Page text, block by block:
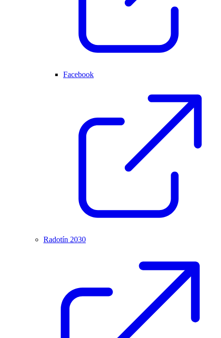
Facebook
Radotín 2030